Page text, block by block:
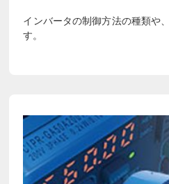
インバータの制御方法の種類や
す。